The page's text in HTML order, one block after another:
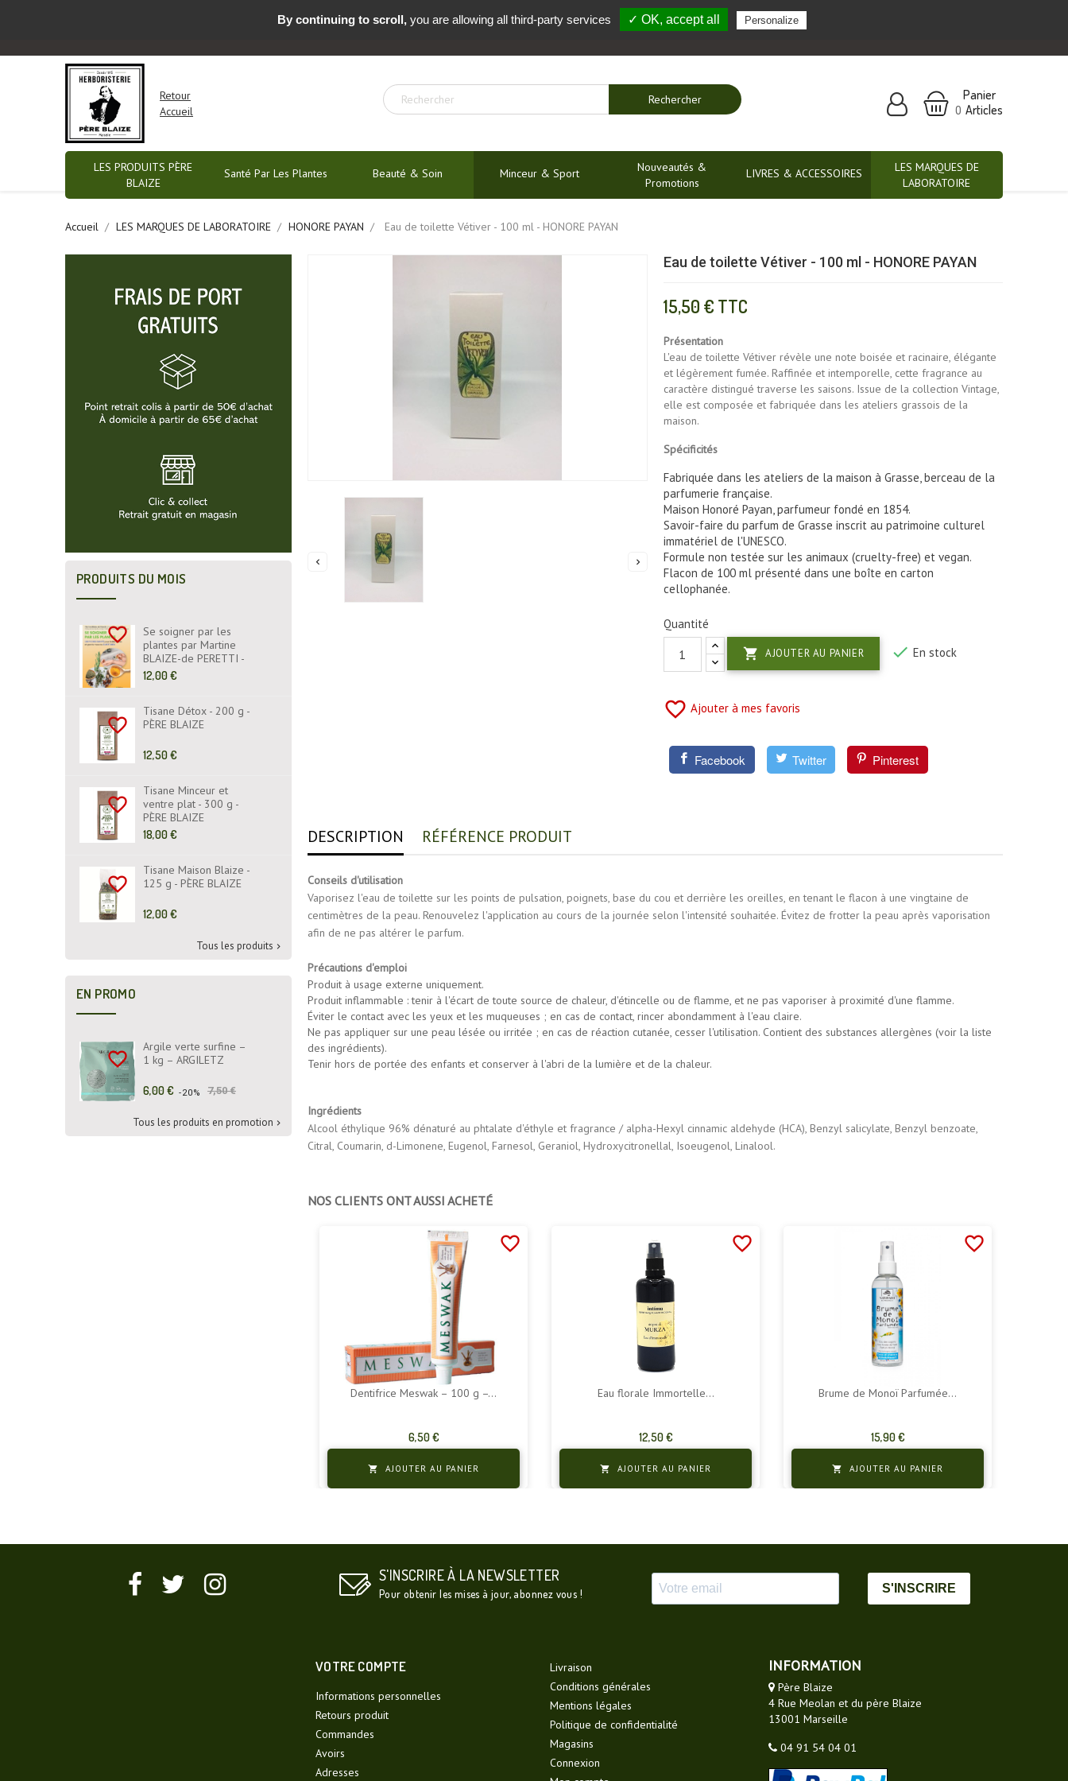
Nous contacter par email ou prendre RDV- 04 91 54 04 01
Retour
Accueil
Panier
0 Articles
Rechercher
LES PRODUITS PÈRE
BLAIZE
Santé Par Les Plantes Beauté & Soin Minceur & Sport
Nouveautés &
Promotions
LIVRES & ACCESSOIRES
LES MARQUES DE
LABORATOIRE
Accueil LES MARQUES DE LABORATOIRE HONORE PAYAN Eau de toilette Vétiver - 100 ml - HONORE PAYAN
PRODUITS DU MOIS
favorite_border
Se soigner par les
plantes par Martine
BLAIZE-de PERETTI -
Fiches Santé - Livre -
EYROLLES ÉDITIONS
Prix
12,00 €
favorite_border
Tisane Détox - 200 g -
PÈRE BLAIZE
Prix
12,50 €
favorite_border
Tisane Minceur et
ventre plat - 300 g -
PÈRE BLAIZE
Prix
18,00 €
favorite_border
Tisane Maison Blaize -
125 g - PÈRE BLAIZE
Prix
12,00 €
Tous les produits 
EN PROMO
favorite_border
Argile verte surfine –
1 kg – ARGILETZ
Prix
base
6,00 € -20% Prix
7,50 €
Tous les produits en promotion 
 
Eau de toilette Vétiver - 100 ml - HONORE PAYAN
15,50 € TTC
Présentation
L'eau de toilette Vétiver révèle une note boisée et racinaire, élégante
et légèrement fumée. Raffinée et intemporelle, cette fragrance au
caractère distingué traverse les saisons. Issue de la collection Vintage,
elle est composée et fabriquée dans les ateliers grassois de la
maison.
Spécificités
Fabriquée dans les ateliers de la maison à Grasse, berceau de la
parfumerie française.
Maison Honoré Payan, parfumeur fondé en 1854.
Savoir-faire du parfum de Grasse inscrit au patrimoine culturel
immatériel de l'UNESCO.
Formule non testée sur les animaux (cruelty-free) et vegan.
Flacon de 100 ml présenté dans une boîte en carton
cellophanée.
Quantité
 AJOUTER AU PANIER  En stock
favorite_border Ajouter à mes favoris
Facebook Twitter Pinterest
DESCRIPTION RÉFÉRENCE PRODUIT
Conseils d'utilisation
Vaporisez l'eau de toilette sur les points de pulsation, poignets, base du cou et derrière les oreilles, en tenant le flacon à une vingtaine de
centimètres de la peau. Renouvelez l'application au cours de la journée selon l'intensité souhaitée. Évitez de frotter la peau après vaporisation
afin de ne pas altérer le parfum.
Précautions d'emploi
Produit à usage externe uniquement.
Produit inflammable : tenir à l'écart de toute source de chaleur, d'étincelle ou de flamme, et ne pas vaporiser à proximité d'une flamme.
Éviter le contact avec les yeux et les muqueuses ; en cas de contact, rincer abondamment à l'eau claire.
Ne pas appliquer sur une peau lésée ou irritée ; en cas de réaction cutanée, cesser l'utilisation. Contient des substances allergènes (voir la liste
des ingrédients).
Tenir hors de portée des enfants et conserver à l'abri de la lumière et de la chaleur.
Ingrédients
Alcool éthylique 96% dénaturé au phtalate d'éthyle et fragrance / alpha-Hexyl cinnamic aldehyde (HCA), Benzyl salicylate, Benzyl benzoate,
Citral, Coumarin, d-Limonene, Eugenol, Farnesol, Geraniol, Hydroxycitronellal, Isoeugenol, Linalool.
NOS CLIENTS ONT AUSSI ACHETÉ
favorite_border
Dentifrice Meswak – 100 g –...
Prix
6,50 €
 AJOUTER AU PANIER
favorite_border
Eau florale Immortelle...
Prix
12,50 €
 AJOUTER AU PANIER
favorite_border
Brume de Monoï Parfumée...
Prix
15,90 €
 AJOUTER AU PANIER
S'INSCRIRE À LA NEWSLETTER
Pour obtenir les mises à jour, abonnez vous ! S'INSCRIRE
VOTRE COMPTE
Informations personnelles
Retours produit
Commandes
Avoirs
Adresses
Livraison
Conditions générales
Mentions légales
Politique de confidentialité
Magasins
Connexion
INFORMATION
Père Blaize
4 Rue Meolan et du père Blaize
13001 Marseille
04 91 54 04 01
By continuing to scroll, you are allowing all third-party services ✓ OK, accept all Personalize